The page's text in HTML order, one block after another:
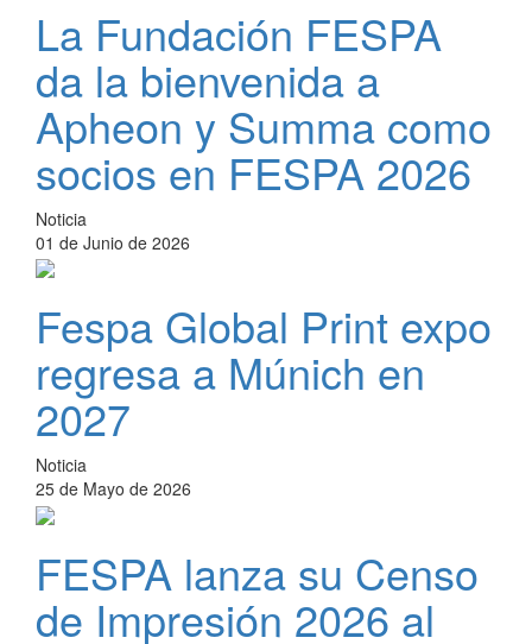
La Fundación FESPA
da la bienvenida a
Apheon y Summa como
socios en FESPA 2026
Noticia
01 de Junio de 2026
Fespa Global Print expo
regresa a Múnich en
2027
Noticia
25 de Mayo de 2026
FESPA lanza su Censo
de Impresión 2026 al